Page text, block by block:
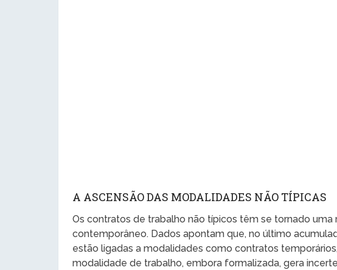
A ASCENSÃO DAS MODALIDADES NÃO TÍPICAS
Os contratos de trabalho não típicos têm se tornado uma
contemporâneo. Dados apontam que, no último
estão ligadas a modalidades como contratos
modalidade de trabalho, embora formalizada, gera